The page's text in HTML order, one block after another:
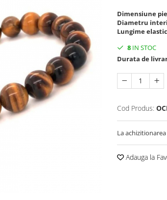
Dimensiune
Diametru
Lungime
8 IN STOC
Durata de
Cod Produs:
La
Adauga la